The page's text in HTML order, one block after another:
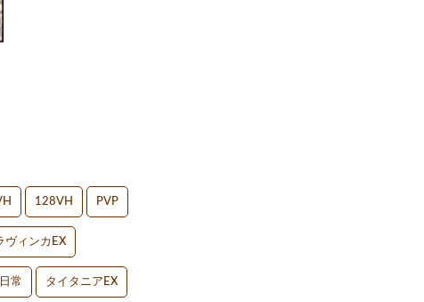
128VH PVP
ヴィンカEX
常 タイタニアEX